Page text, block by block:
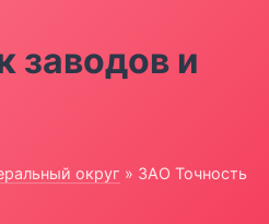
заводов и
округ » ЗАО Точность